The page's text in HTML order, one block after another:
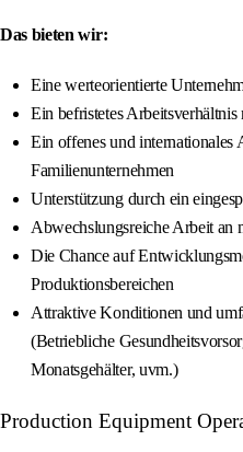
Das bieten wir:
Eine werteorientierte
Ein befristetes
Ein offenes und internationales
Familienunternehmen
Unterstützung durch ein
Abwechslungsreiche Arbeit an
Die Chance auf
Produktionsbereichen
Attraktive Konditionen und
(Betriebliche
Monatsgehälter, uvm.)
Production Equipment